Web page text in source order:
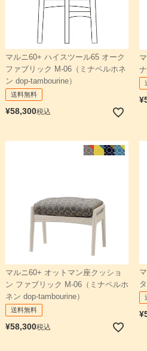
マルニ60+ ハイスツール65 オーク
ファブリック M-06（ミナペルホネ
ン dop-tambourine）
送料無料
¥58,300税込
¥
マルニ60+ オットマン座クッショ
ン ファブリック M-06（ミナペルホ
ネン dop-tambourine）
送料無料
¥58,300税込
¥